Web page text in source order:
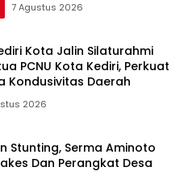
7 Agustus 2026
Kota Jalin Silaturahmi
PCNU Kota Kediri, Perkuat
Kondusivitas Daerah
2026
Stunting, Serma Aminoto
Dan Perangkat Desa